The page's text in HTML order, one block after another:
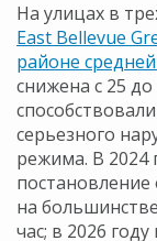
На улицах в
East Bellevue
районе
снижена с 25
серьезного
режима. В 2024
на
час; в 2026